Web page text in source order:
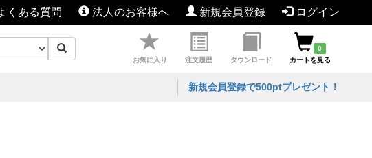
くある質問 法人のお客様へ 新規会員登録 ログイン
お気に入り 注文履歴 ダウンロード
0
カートを見る
新規会員登録で500ptプレゼント！